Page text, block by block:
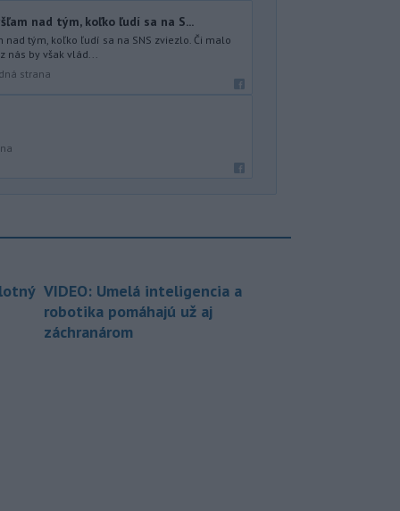
nad tým, koľko ľudí sa na S...
nad tým, koľko ľudí sa na SNS zviezlo. Či malo
nás by však vlád...
strana
VIDEO: Umelá inteligencia a
robotika pomáhajú už aj
záchranárom